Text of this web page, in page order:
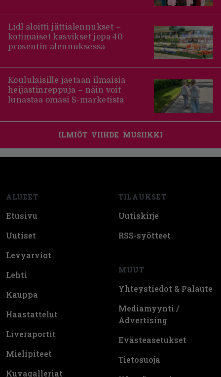
Lidl aloitti jättialennukset –
kotimaiset kasvikset jopa 40
prosentin alennuksessa
Koululaisille jaetaan ilmaisia
heijastinreppuja – näin voit
lunastaa omasi S-marketista
ILMIÖT VIIHDE MUSIIKKI
ALUEET
Etusivu
Uutiset
Levyarviot
Lehti
Kauppa
Haastattelut
Liveraportit
Mielipiteet
Kuvagalleriat
TILAUKSET
Uutiskirje
RSS-syötteet
MUUT
Yhteystiedot & Palaute
Mediamyynti /
Advertising
Evästeasetukset
Tietosuoja